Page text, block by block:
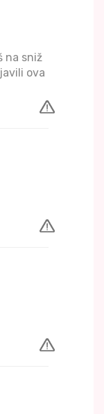
na sniž
ova